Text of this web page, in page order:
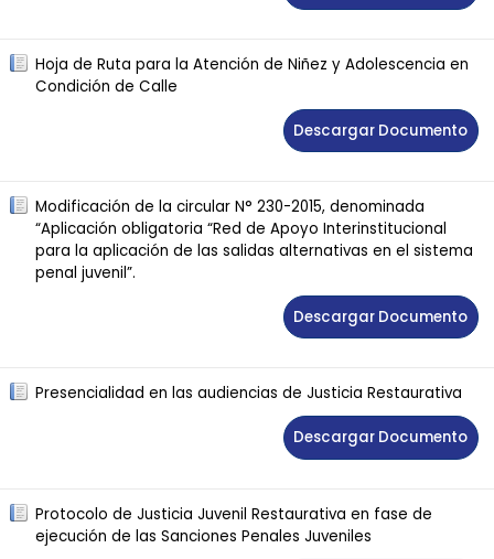
Hoja de Ruta para la Atención de Niñez y Adolescencia en
Condición de Calle
Descargar Documento
Modificación de la circular N° 230-2015, denominada
“Aplicación obligatoria “Red de Apoyo Interinstitucional
para la aplicación de las salidas alternativas en el sistema
penal juvenil”.
Descargar Documento
Presencialidad en las audiencias de Justicia Restaurativa
Descargar Documento
Protocolo de Justicia Juvenil Restaurativa en fase de
ejecución de las Sanciones Penales Juveniles